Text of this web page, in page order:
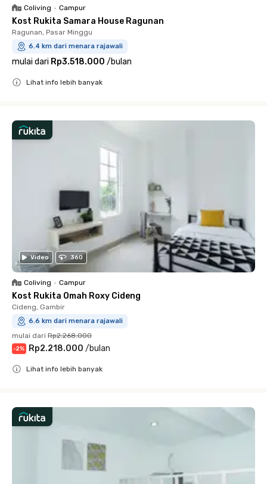
Coliving • Campur
Kost Rukita Samara House Ragunan
Ragunan, Pasar Minggu
6.4 km dari menara rajawali
mulai dari Rp3.518.000 /bulan
Lihat info lebih banyak
Video 360
Coliving • Campur
Kost Rukita Omah Roxy Cideng
Cideng, Gambir
6.6 km dari menara rajawali
mulai dari Rp2.268.000
-2% Rp2.218.000 /bulan
Lihat info lebih banyak